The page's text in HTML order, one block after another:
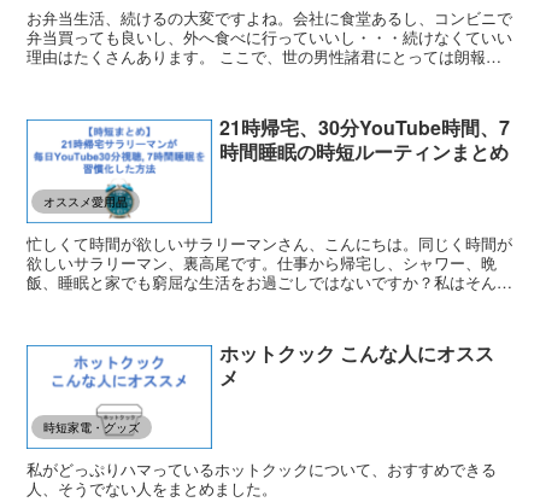
お弁当生活、続けるの大変ですよね。会社に食堂あるし、コンビニで
弁当買っても良いし、外へ食べに行っていいし・・・続けなくていい
理由はたくさんあります。 ここで、世の男性諸君にとっては朗報で
オススメ愛用品
21時帰宅、30分YouTube時間、7
時間睡眠の時短ルーティンまとめ
忙しくて時間が欲しいサラリーマンさん、こんにちは。同じく時間が
欲しいサラリーマン、裏高尾です。仕事から帰宅し、シャワー、晩
飯、睡眠と家でも窮屈な生活をお過ごしではないですか？私はそんな
時短家電・グッズ
ホットクック こんな人にオスス
メ
私がどっぷりハマっているホットクックについて、おすすめできる
人、そうでない人をまとめました。